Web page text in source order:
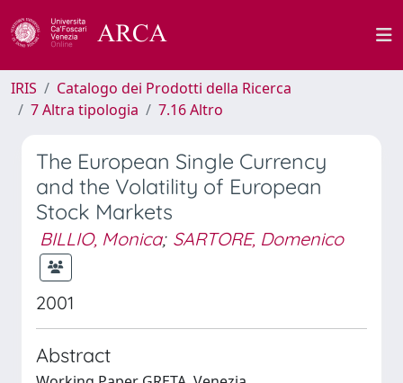
IRIS
Catalogo dei Prodotti della Ricerca
7 Altra tipologia
7.16 Altro
The European Single Currency
and the Volatility of European
Stock Markets
BILLIO, Monica; SARTORE, Domenico
2001
Abstract